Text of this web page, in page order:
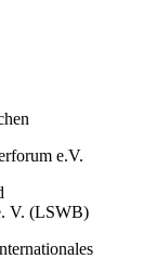
e.V.
V. (LSWB)